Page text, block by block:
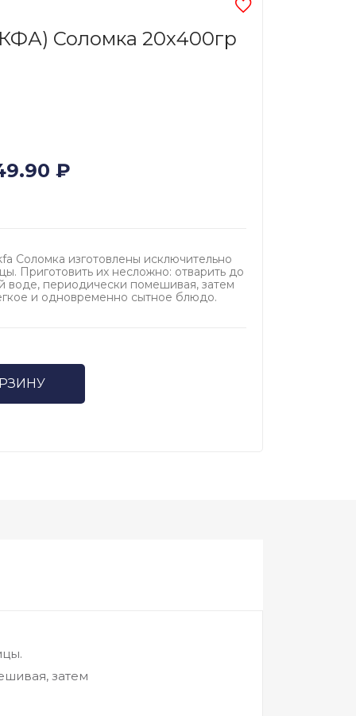
Соломка 20х400гр
₽
Соломка изготовлены исключительно
Приготовить их несложно: отварить до
воде, периодически помешивая, затем
и одновременно сытное блюдо.
затем